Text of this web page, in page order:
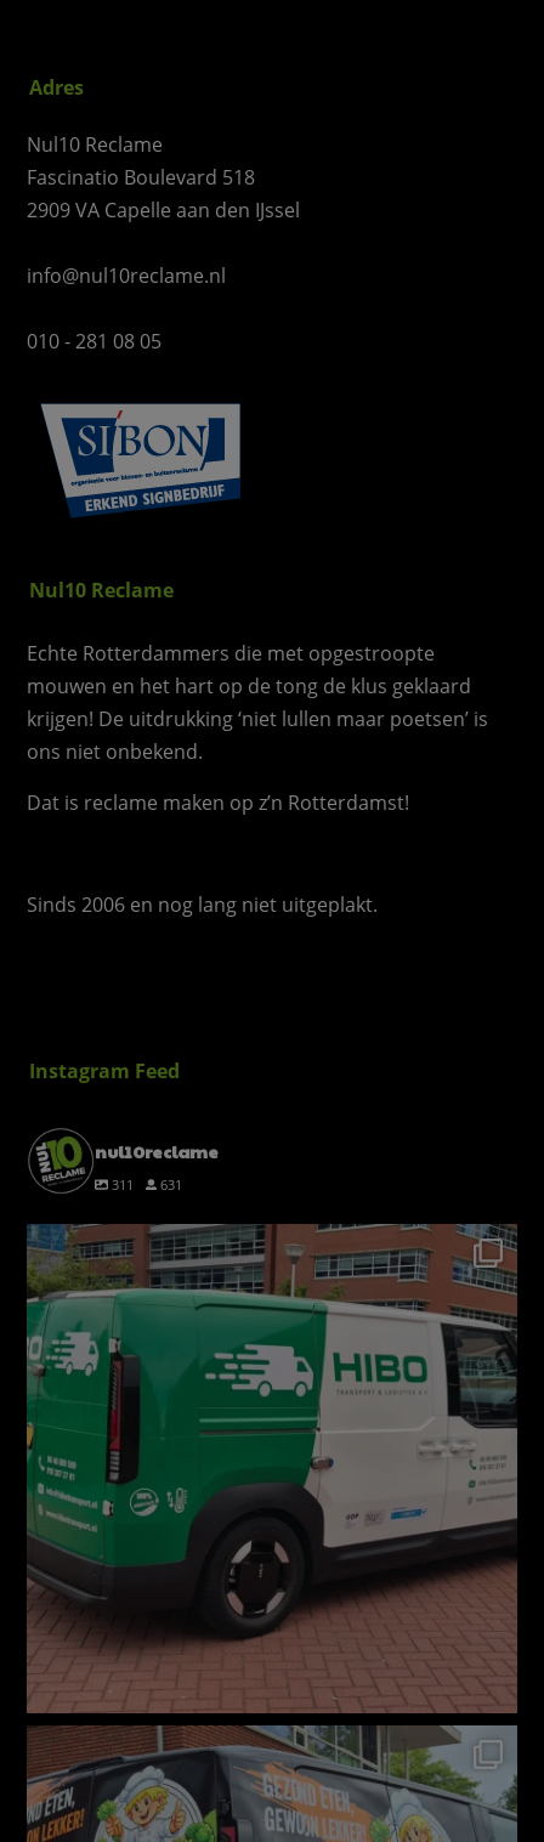
Adres
Nul10 Reclame
Fascinatio Boulevard 518
2909 VA Capelle aan den IJssel
info@nul10reclame.nl
010 - 281 08 05
Nul10 Reclame
Echte Rotterdammers die met opgestroopte
mouwen en het hart op de tong de klus geklaard
krijgen! De uitdrukking ‘niet lullen maar poetsen’ is
ons niet onbekend.
Dat is reclame maken op z’n Rotterdamst!
Sinds 2006 en nog lang niet uitgeplakt.
Instagram Feed
nul10reclame
311 631